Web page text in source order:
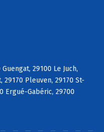
29100 Le Juch,
29170 Pleuven, 29170 St-
Ergué-Gabéric, 29700